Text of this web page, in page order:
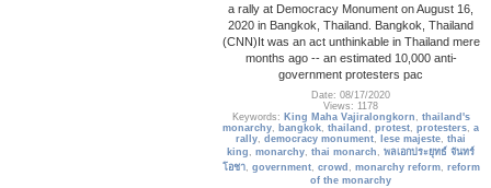
a rally at Democracy Monument on August 16,
2020 in Bangkok, Thailand. Bangkok, Thailand
(CNN)It was an act unthinkable in Thailand mere
months ago -- an estimated 10,000 anti-
government protesters pac
Date: 08/17/2020
Views: 1178
Keywords: King Maha Vajiralongkorn , thailand's
monarchy, bangkok,thailand ,protest,protesters,a
rally,democracy monument, lese majeste,thai
king ,monarchy,thai monarch ,พลเอกประยุทธ์ จันทร์
โอชา, government, crowd , monarchy reform, reform
of the monarchy